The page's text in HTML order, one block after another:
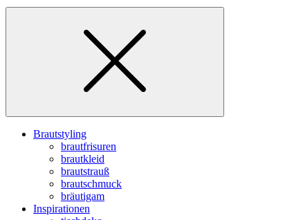
Brautstyling
brautfrisuren
brautkleid
brautstrauß
brautschmuck
bräutigam
Inspirationen